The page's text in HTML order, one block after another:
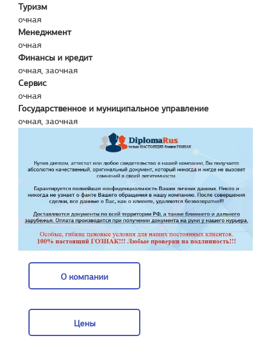
Туризм
очная
Менеджмент
очная
Финансы и кредит
очная, заочная
Сервис
очная
Государственное и муниципальное управление
очная, заочная
О компании
Цены